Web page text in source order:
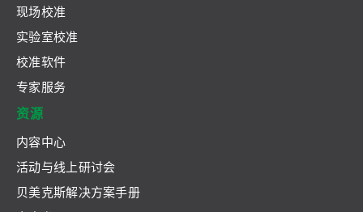
现场校准
实验室校准
校准软件
专家服务
资源
内容中心
活动与线上研讨会
贝美克斯解决方案手册